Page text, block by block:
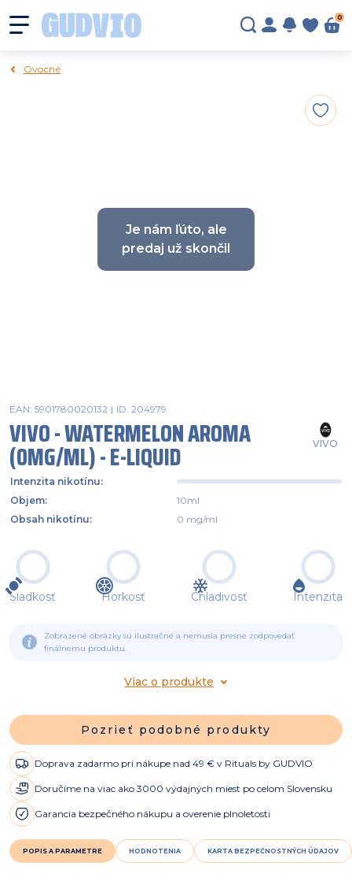
0
Ovocné
Je nám ľúto, ale
predaj už skončil
EAN: 5901780020132 | ID: 204979
VIVO - WATERMELON AROMA
(0MG/ML) - E-LIQUID VIVO
Intenzita nikotínu:
Objem:
10ml
Obsah nikotínu: 0 mg/ml
Sladkosť Horkosť Chladivosť Intenzita
Zobrazené obrázky sú ilustračné a nemusia presne zodpovedať
finálnemu produktu.
Viac o produkte
Pozrieť podobné produkty
Doprava zadarmo pri nákupe nad 49 € v Rituals by GUDVIO
Doručíme na viac ako 3000 výdajných miest po celom Slovensku
Garancia bezpečného nákupu a overenie plnoletosti
POPIS A PARAMETRE HODNOTENIA KARTA BEZPEČNOSTNÝCH ÚDAJOV